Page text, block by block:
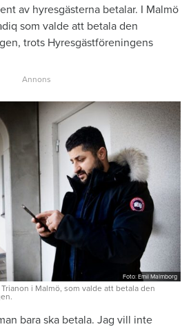
av hyresgästerna betalar. I Malmö
som valde att betala den
trots Hyresgästföreningens
Foto: Emil Malmborg
i Malmö, som valde att betala den
bara ska betala. Jag vill inte